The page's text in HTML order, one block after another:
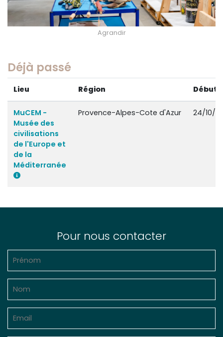
Agrandir
Déjà passé
Lieu Région Début
MuCEM -
Musée des
civilisations
de l'Europe et
de la
Méditerranée
Provence-Alpes-Cote d'Azur 24/10/
Pour nous contacter